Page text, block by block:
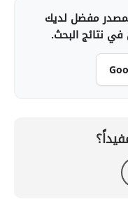
مفضل لديك
في نتائج البحث.